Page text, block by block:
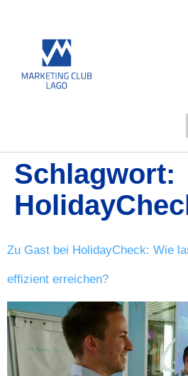
Schlagwort:
Zu Gast bei HolidayCheck: Wie
effizient erreichen?